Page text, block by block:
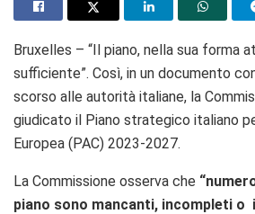
Bruxelles – “Il piano, nella sua forma
sufficiente”. Così, in un documento
scorso alle autorità italiane, la
giudicato il Piano strategico italiano
Europea (PAC) 2023-2027.
La Commissione osserva che
piano sono mancanti, incompleti o